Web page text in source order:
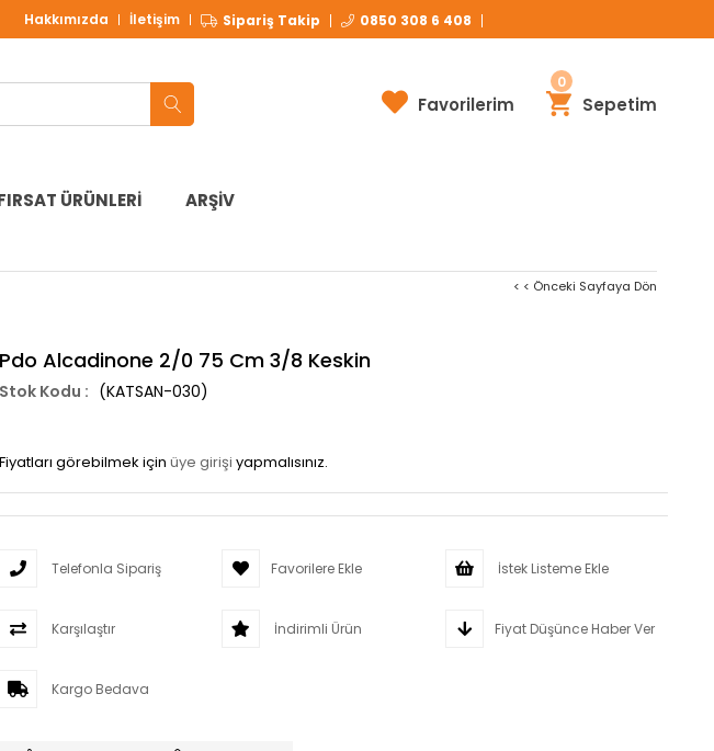
ÜCRETSİZ KARGO! Havale ve EFT Ödemelerinizde Ekstra %3
Hakkımızda İletişim Sipariş Takip 0850 308 6 408
Sepetim
0
ÜRÜNLERİ ARŞİV
Favorilerim
< < Önceki Sayfaya Dön
Pdo Alcadinone 2/0 75 Cm 3/8 Keskin
(KATSAN-030)
Fiyatları görebilmek için üye girişi yapmalısınız.
Telefonla Sipariş Favorilere Ekle İstek Listeme Ekle
Karşılaştır İndirimli Ürün Fiyat Düşünce Haber Ver
Kargo Bedava